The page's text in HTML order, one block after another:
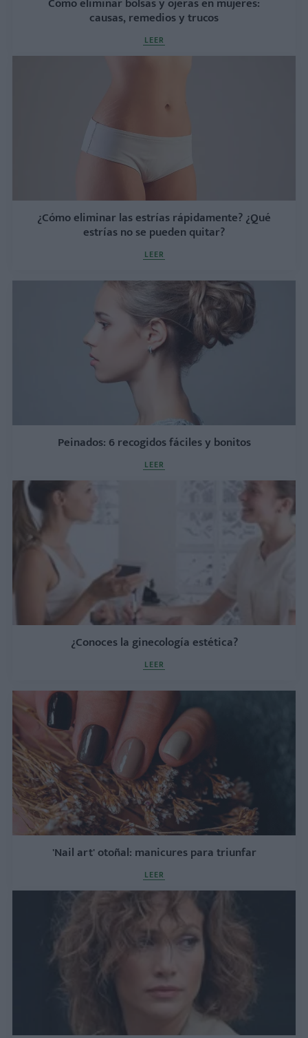
causas, remedios y trucos
LEER
¿Cómo eliminar las estrías rápidamente? ¿Qué
estrías no se pueden quitar?
LEER
Peinados: 6 recogidos fáciles y bonitos
LEER
¿Conoces la ginecología estética?
LEER
'Nail art' otoñal: manicures para triunfar
LEER